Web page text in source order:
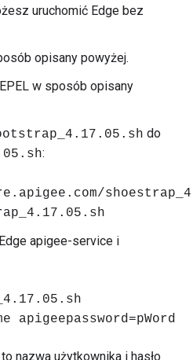
uruchomić Edge bez
opisany powyżej.
w sposób opisany
do
:
apigee-service i
apigeepassword=pWord
to nazwa użytkownika i hasło